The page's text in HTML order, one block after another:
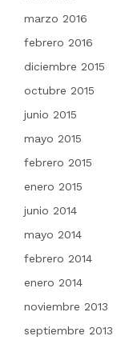
marzo 2016
febrero 2016
diciembre 2015
octubre 2015
junio 2015
mayo 2015
febrero 2015
enero 2015
junio 2014
mayo 2014
febrero 2014
enero 2014
noviembre 2013
septiembre 2013